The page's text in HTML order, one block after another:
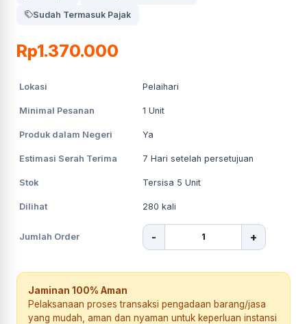
Sudah Termasuk Pajak
Rp1.370.000
Lokasi Pelaihari
Minimal Pesanan 1 Unit
Produk dalam Negeri Ya
Estimasi Serah Terima 7 Hari setelah persetujuan
Stok Tersisa 5 Unit
Dilihat 280 kali
Jumlah Order - +
Jaminan 100% Aman
Pelaksanaan proses transaksi pengadaan barang/jasa
yang mudah, aman dan nyaman untuk keperluan instansi